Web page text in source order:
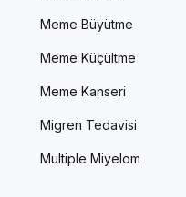
Meme Büyütme
Meme Küçültme
Meme Kanseri
Migren Tedavisi
Multiple Miyelom